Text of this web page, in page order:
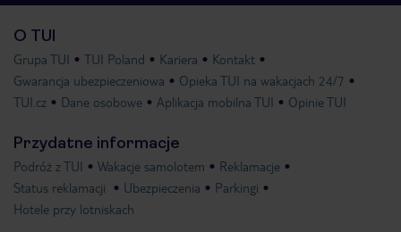
O TUI
Grupa TUI TUI Poland Kariera
Kontakt
Gwarancja ubezpieczeniowa
Opieka TUI na wakacjach 24/7
TUI.cz
Dane osobowe Aplikacja mobilna TUI Opinie TUI
Przydatne informacje
Podróż z TUI Wakacje samolotem
Reklamacje
Status reklamacji
Ubezpieczenia
Parkingi
Hotele przy lotniskach